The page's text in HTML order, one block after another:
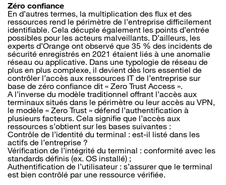
Zéro confiance
En d’autres termes, la multiplication des flux et des
ressources rend le périmètre de l’entreprise difficilement
identifiable. Cela décuple également les points d’entrée
possibles pour les acteurs malveillants. D’ailleurs, les
experts d’Orange ont observé que 35 % des incidents de
sécurité enregistrés en 2021 étaient liés à une anomalie
réseau ou applicative. Dans une typologie de réseau de
plus en plus complexe, il devient dès lors essentiel de
contrôler l’accès aux ressources IT de l’entreprise sur
base de zéro confiance dit « Zero Trust Access ».
A l’inverse du modèle traditionnel offrant l’accès aux
terminaux situés dans le périmètre ou leur accès au VPN,
le modèle « Zero Trust » défend l’authentification à
plusieurs facteurs. Cela signifie que l’accès aux
ressources s’obtient sur les bases suivantes :
Contrôle de l’identité du terminal : est-il listé dans les
actifs de l’entreprise ?
Vérification de l’intégrité du terminal : conformité avec les
standards définis (ex. OS installé) ;
Authentification de l’utilisateur : s’assurer que le terminal
est bien contrôlé par une ressource vérifiée.